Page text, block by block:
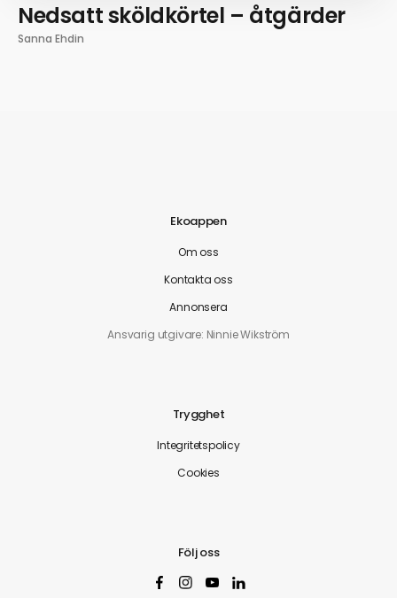
Nedsatt sköldkörtel – åtgärder
Sanna Ehdin
Ekoappen
Om oss
Kontakta oss
Annonsera
Ansvarig utgivare: Ninnie Wikström
Trygghet
Integritetspolicy
Cookies
Följ oss